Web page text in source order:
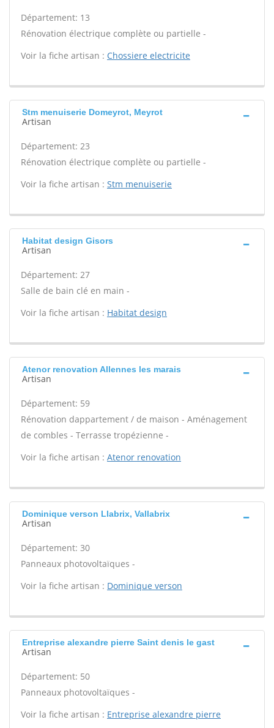
Département: 13
Rénovation électrique complète ou partielle -
Voir la fiche artisan : Chossiere electricite
Stm menuiserie Domeyrot, Meyrot
Artisan
Département: 23
Rénovation électrique complète ou partielle -
Voir la fiche artisan : Stm menuiserie
Habitat design Gisors
Artisan
Département: 27
Salle de bain clé en main -
Voir la fiche artisan : Habitat design
Atenor renovation Allennes les marais
Artisan
Département: 59
Rénovation dappartement / de maison - Aménagement
de combles - Terrasse tropézienne -
Voir la fiche artisan : Atenor renovation
Dominique verson Llabrix, Vallabrix
Artisan
Département: 30
Panneaux photovoltaïques -
Voir la fiche artisan : Dominique verson
Entreprise alexandre pierre Saint denis le gast
Artisan
Département: 50
Panneaux photovoltaïques -
Voir la fiche artisan : Entreprise alexandre pierre